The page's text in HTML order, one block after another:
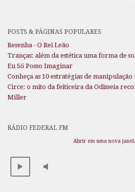
POSTS & PÁGINAS POPULARES
Resenha - O Rei Leão
Tranças: além da estética uma forma de
Eu Só Posso Imaginar
Conheça as 10 estratégias de
Circe: o mito da feiticeira da Odisseia
Miller
RÁDIO FEDERAL FM
Abrir em uma nova